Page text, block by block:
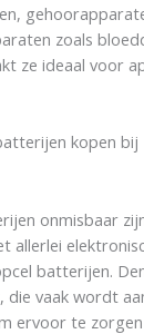
zoals
ze ideaal voor
kopen bij
onmisbaar
allerlei
batterijen.
die vaak wordt
ervoor te